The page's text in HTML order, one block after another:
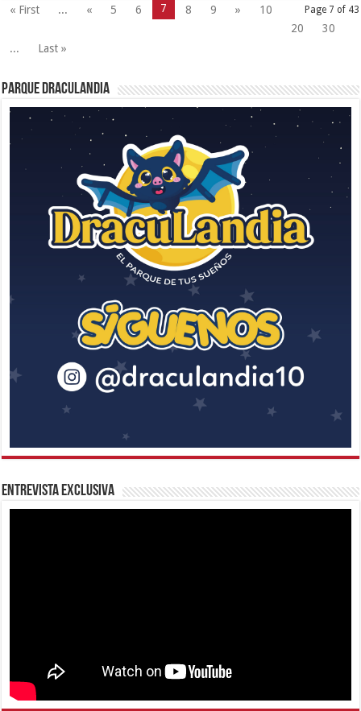
Page 7 of 43
« First ... « 5 6 7 8 9 »
10
20
30
...
Last »
Parque Draculandia
Entrevista Exclusiva